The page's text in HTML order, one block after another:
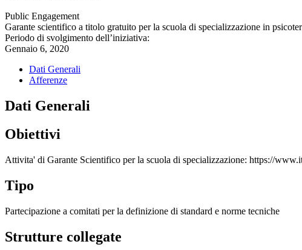
Public Engagement
Garante scientifico a titolo gratuito per la scuola di specializzazione in
Periodo di svolgimento dell’iniziativa:
Gennaio 6, 2020
Dati Generali
Afferenze
Dati Generali
Obiettivi
Attivita' di Garante Scientifico per la scuola di specializzazione: https://
Tipo
Partecipazione a comitati per la definizione di standard e norme tecniche
Strutture collegate